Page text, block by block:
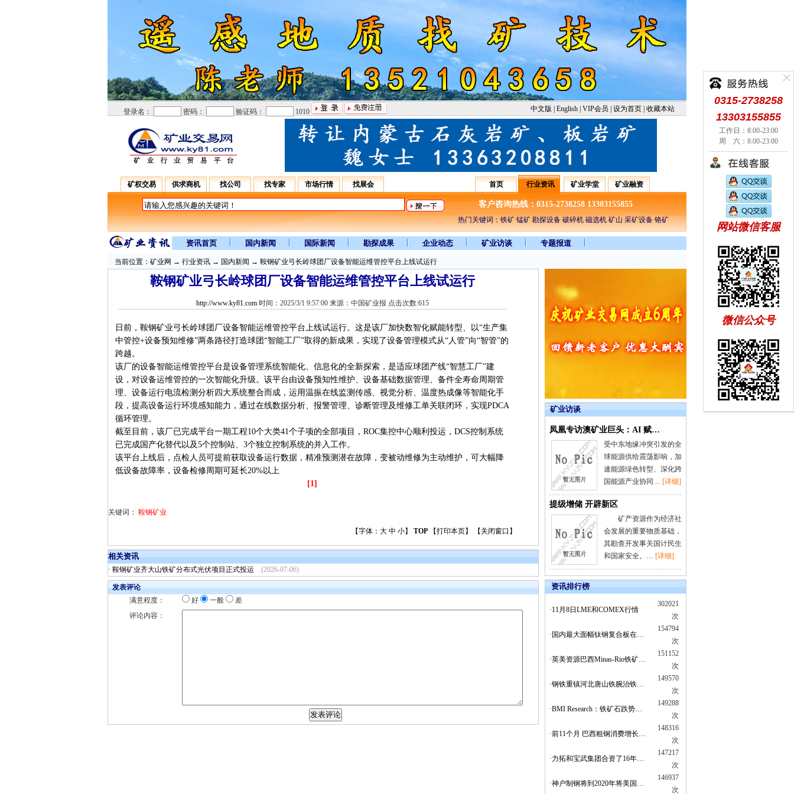
登录名： 密码： 验证码： 1010 中文版 English |VIP会员 设为首页 收藏本站
矿权交易 供求商机 找公司 找专家 市场行情 找展会 首页 行业资讯 矿业学堂 矿业融资
客户咨询热线：0315-2738258 13303155855
热门关键词：铁矿 锰矿 勘探设备 破碎机 磁选机 矿山 采矿设备 铬矿
资讯首页 国内新闻 国际新闻 勘探成果 企业动态 矿业访谈 专题报道
当前位置： 矿业网 → 行业资讯 → 国内新闻 → 鞍钢矿业弓长岭球团厂设备智能运维管控平台上线试运行
鞍钢矿业弓长岭球团厂设备智能运维管控平台上线试运行
http://www.ky81.com时间：2025/3/1 9:57:00 来源：中国矿业报 点击次数:615
日前，鞍钢矿业弓长岭球团厂设备智能运维管控平台上线试运行。这是该厂加快数智化赋能转型、以“生产集
中管控+设备预知维修”两条路径打造球团“智能工厂”取得的新成果，实现了设备管理模式从“人管”向“智管”的
跨越。
该厂的设备智能运维管控平台是设备管理系统智能化、信息化的全新探索，是适应球团产线“智慧工厂”建
设，对设备运维管控的一次智能化升级。该平台由设备预知性维护、设备基础数据管理、备件全寿命周期管
理、设备运行电流检测分析四大系统整合而成，运用温振在线监测传感、视觉分析、温度热成像等智能化手
段，提高设备运行环境感知能力，通过在线数据分析、报警管理、诊断管理及维修工单关联闭环，实现PDCA
循环管理。
截至目前，该厂已完成平台一期工程10个大类41个子项的全部项目，ROC集控中心顺利投运，DCS控制系统
已完成国产化替代以及5个控制站、3个独立控制系统的并入工作。
该平台上线后，点检人员可提前获取设备运行数据，精准预测潜在故障，变被动维修为主动维护，可大幅降
低设备故障率，设备检修周期可延长20%以上
[1]
关键词： 鞍钢矿业
【字体： 大 中 小】 TOP 【打印本页】 【 关闭窗口 】
相关资讯
· 鞍钢矿业齐大山铁矿分布式光伏项目正式投运 (2026-07-06)
发表评论
满意程度：
好 一般
差
评论内容：
矿业访谈
凤凰专访澳矿业巨头：AI 赋…
受中东地缘冲突引发的全
球能源供给震荡影响，加
速能源绿色转型、深化跨
国能源产业协同… [详细]
提级增储 开辟新区
矿产资源作为经济社
会发展的重要物质基础，
其勘查开发事关国计民生
和国家安全。… [详细]
资讯排行榜
·11月8日LME和COMEX行情
302021
次
·国内最大面幅钛钢复合板在…
154794
次
·英美资源巴西Minas-Rio铁矿…
151152
次
·钢铁重镇河北唐山铁腕治铁…
149570
次
·BMI Research：铁矿石跌势…
149288
次
·前11个月 巴西粗钢消费增长…
148316
次
·力拓和宝武集团合资了16年…
147217
次
·神户制钢将到2020年将美国…
146937
次
0315-2738258
13303155855
工作日：8:00-23:00
周 六：8:00-23:00
网站微信客服
微信公众号